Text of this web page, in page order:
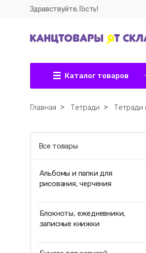
Здравствуйте, Гость!
Каталог товаров
Главная ˃ Тетради ˃ Тетради
Все товары
Альбомы и папки для
рисования, черчения
Блокноты, ежедневники,
записные книжки